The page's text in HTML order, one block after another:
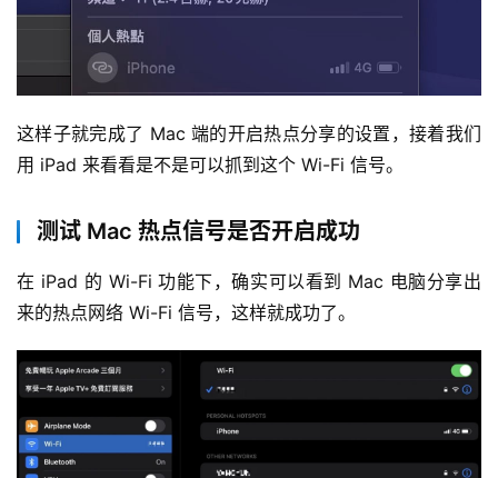
这样子就完成了 Mac 端的开启热点分享的设置，接着我们
用 iPad 来看看是不是可以抓到这个 Wi-Fi 信号。
测试 Mac 热点信号是否开启成功
在 iPad 的 Wi-Fi 功能下，确实可以看到 Mac 电脑分享出
来的热点网络 Wi-Fi 信号，这样就成功了。